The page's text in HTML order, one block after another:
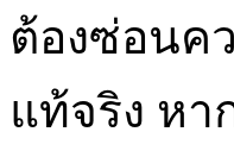
ต้องซ่อนค
แท้จริง หา